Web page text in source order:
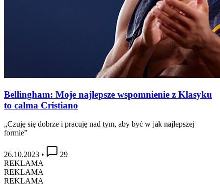
Bellingham: Moje najlepsze wspomnienie z Klasyku
to calma Cristiano
„Czuję się dobrze i pracuję nad tym, aby być w jak najlepszej
formie”
26.10.2023 •
29
REKLAMA
REKLAMA
REKLAMA